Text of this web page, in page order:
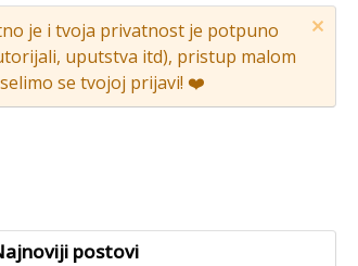
je i tvoja privatnost je potpuno
uputstva itd), pristup malom
se tvojoj prijavi! ❤️
postovi